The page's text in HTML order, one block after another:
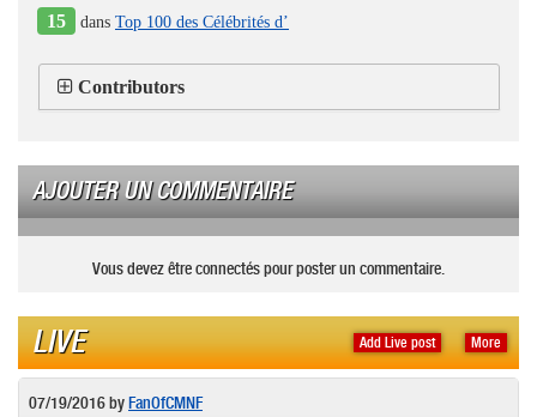
15 dans Top 100 des Célébrités d’
Contributors
AJOUTER UN COMMENTAIRE
Vous devez être connectés pour poster un commentaire.
More
Add Live post
LIVE
07/19/2016byFanOfCMNF